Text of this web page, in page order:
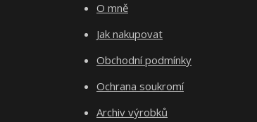
O mně
Jak nakupovat
Obchodní podmínky
Ochrana soukromí
Archiv výrobků